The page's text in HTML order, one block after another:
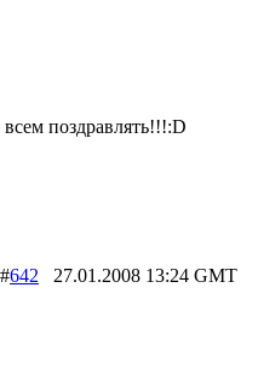
поздравлять!!!:D
#642 27.01.2008 13:24 GMT